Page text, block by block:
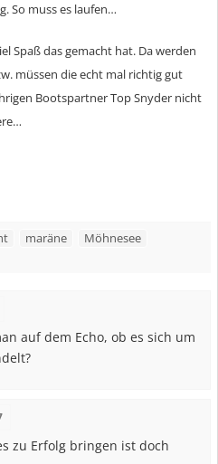
So muss es laufen…
Spaß das gemacht hat. Da werden
müssen die echt mal richtig gut
Bootspartner Top Snyder nicht
maräne
Möhnesee
auf dem Echo, ob es sich um
zu Erfolg bringen ist doch